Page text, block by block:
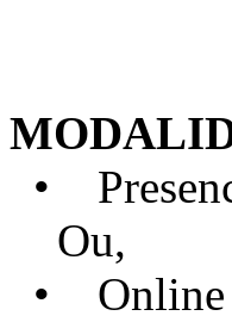
•
Ou,
• Online